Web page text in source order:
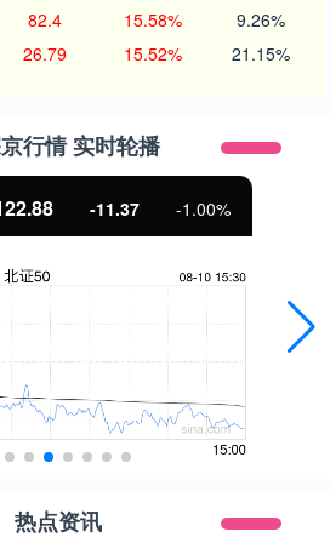
82.4 15.58% 9.26%
26.79 15.52% 21.15%
行情 实时轮播
-11.37 -1.00%
热点资讯